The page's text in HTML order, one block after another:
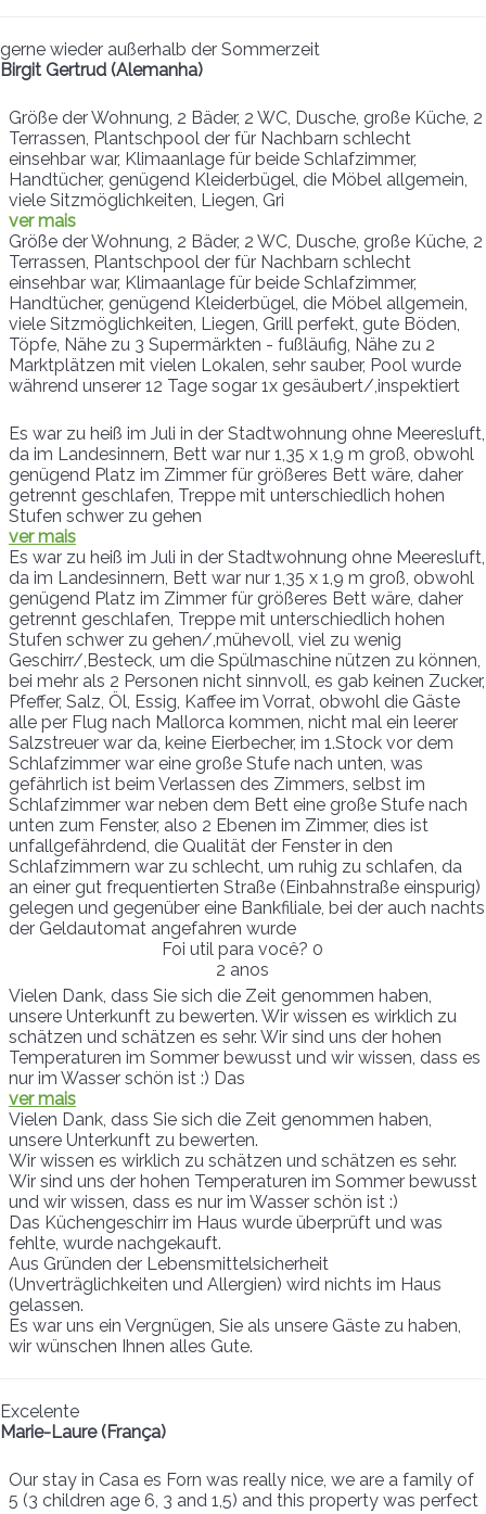
gerne wieder außerhalb der Sommerzeit
Birgit Gertrud (Alemanha)
Größe der Wohnung, 2 Bäder, 2 WC, Dusche, große Küche, 2
Terrassen, Plantschpool der für Nachbarn schlecht
einsehbar war, Klimaanlage für beide Schlafzimmer,
Handtücher, genügend Kleiderbügel, die Möbel allgemein,
viele Sitzmöglichkeiten, Liegen, Gri
ver mais
Größe der Wohnung, 2 Bäder, 2 WC, Dusche, große Küche, 2
Terrassen, Plantschpool der für Nachbarn schlecht
einsehbar war, Klimaanlage für beide Schlafzimmer,
Handtücher, genügend Kleiderbügel, die Möbel allgemein,
viele Sitzmöglichkeiten, Liegen, Grill perfekt, gute Böden,
Töpfe, Nähe zu 3 Supermärkten - fußläufig, Nähe zu 2
Marktplätzen mit vielen Lokalen, sehr sauber, Pool wurde
während unserer 12 Tage sogar 1x gesäubert/,inspektiert
Es war zu heiß im Juli in der Stadtwohnung ohne Meeresluft,
da im Landesinnern, Bett war nur 1,35 x 1,9 m groß, obwohl
genügend Platz im Zimmer für größeres Bett wäre, daher
getrennt geschlafen, Treppe mit unterschiedlich hohen
Stufen schwer zu gehen
ver mais
Es war zu heiß im Juli in der Stadtwohnung ohne Meeresluft,
da im Landesinnern, Bett war nur 1,35 x 1,9 m groß, obwohl
genügend Platz im Zimmer für größeres Bett wäre, daher
getrennt geschlafen, Treppe mit unterschiedlich hohen
Stufen schwer zu gehen/,mühevoll, viel zu wenig
Geschirr/,Besteck, um die Spülmaschine nützen zu können,
bei mehr als 2 Personen nicht sinnvoll, es gab keinen Zucker,
Pfeffer, Salz, Öl, Essig, Kaffee im Vorrat, obwohl die Gäste
alle per Flug nach Mallorca kommen, nicht mal ein leerer
Salzstreuer war da, keine Eierbecher, im 1.Stock vor dem
Schlafzimmer war eine große Stufe nach unten, was
gefährlich ist beim Verlassen des Zimmers, selbst im
Schlafzimmer war neben dem Bett eine große Stufe nach
unten zum Fenster, also 2 Ebenen im Zimmer, dies ist
unfallgefährdend, die Qualität der Fenster in den
Schlafzimmern war zu schlecht, um ruhig zu schlafen, da
an einer gut frequentierten Straße (Einbahnstraße einspurig)
gelegen und gegenüber eine Bankfiliale, bei der auch nachts
der Geldautomat angefahren wurde
Foi util para você? 0
2 anos
Vielen Dank, dass Sie sich die Zeit genommen haben,
unsere Unterkunft zu bewerten. Wir wissen es wirklich zu
schätzen und schätzen es sehr. Wir sind uns der hohen
Temperaturen im Sommer bewusst und wir wissen, dass es
nur im Wasser schön ist :) Das
ver mais
Vielen Dank, dass Sie sich die Zeit genommen haben,
unsere Unterkunft zu bewerten.
Wir wissen es wirklich zu schätzen und schätzen es sehr.
Wir sind uns der hohen Temperaturen im Sommer bewusst
und wir wissen, dass es nur im Wasser schön ist :)
Das Küchengeschirr im Haus wurde überprüft und was
fehlte, wurde nachgekauft.
Aus Gründen der Lebensmittelsicherheit
(Unverträglichkeiten und Allergien) wird nichts im Haus
gelassen.
Es war uns ein Vergnügen, Sie als unsere Gäste zu haben,
wir wünschen Ihnen alles Gute.
Excelente
Marie-Laure (França)
Our stay in Casa es Forn was really nice, we are a family of
5 (3 children age 6, 3 and 1,5) and this property was perfect